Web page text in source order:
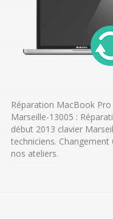
Réparation MacBook
Marseille-13005 :
début 2013 clavier
techniciens.
nos ateliers.